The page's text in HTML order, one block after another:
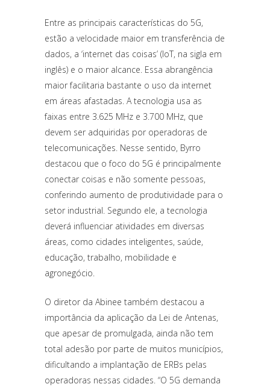
Entre as principais características do 5G,
estão a velocidade maior em transferência de
dados, a ‘internet das coisas’ (IoT, na sigla em
inglês) e o maior alcance. Essa abrangência
maior facilitaria bastante o uso da internet
em áreas afastadas. A tecnologia usa as
faixas entre 3.625 MHz e 3.700 MHz, que
devem ser adquiridas por operadoras de
telecomunicações. Nesse sentido, Byrro
destacou que o foco do 5G é principalmente
conectar coisas e não somente pessoas,
conferindo aumento de produtividade para o
setor industrial. Segundo ele, a tecnologia
deverá influenciar atividades em diversas
áreas, como cidades inteligentes, saúde,
educação, trabalho, mobilidade e
agronegócio.
O diretor da Abinee também destacou a
importância da aplicação da Lei de Antenas,
que apesar de promulgada, ainda não tem
total adesão por parte de muitos municípios,
dificultando a implantação de ERBs pelas
operadoras nessas cidades. “O 5G demanda